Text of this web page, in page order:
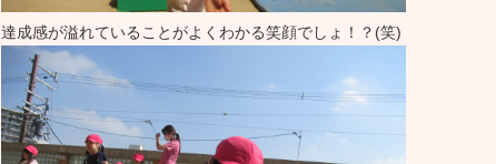
達成感が溢れていることがよくわかる笑顔でしょ！？(笑)